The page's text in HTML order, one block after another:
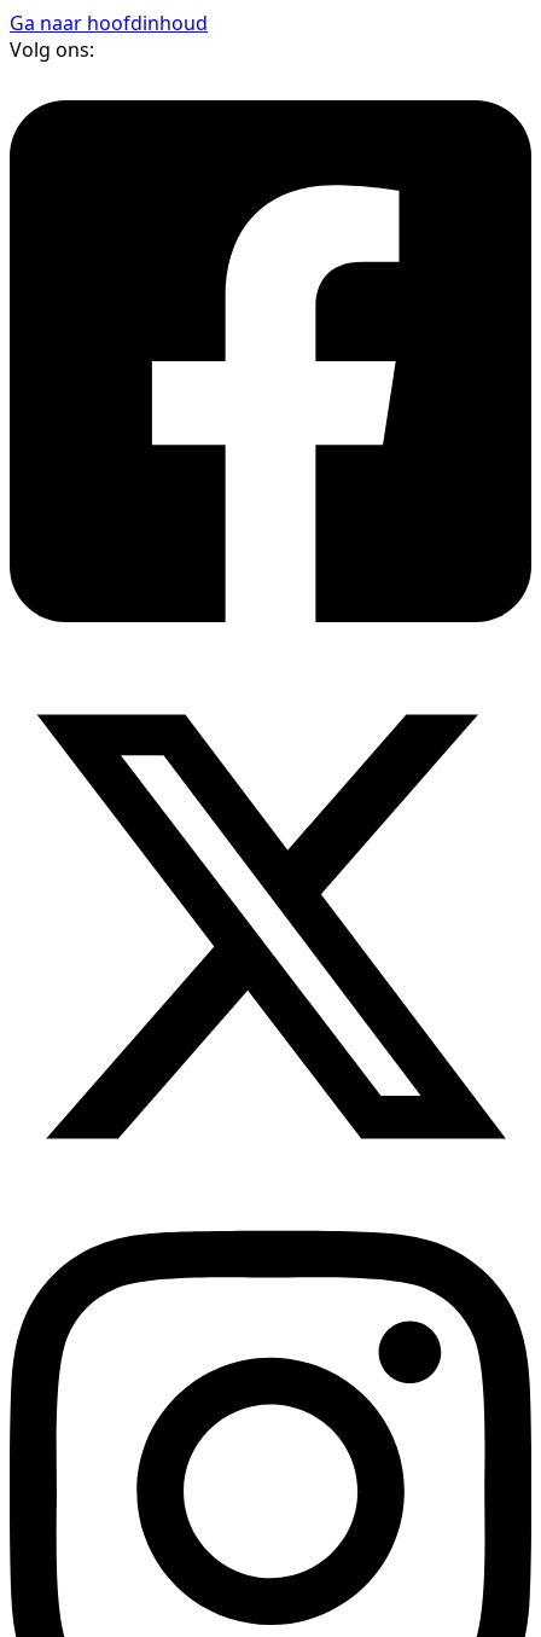
Ga naar hoofdinhoud
Volg ons: